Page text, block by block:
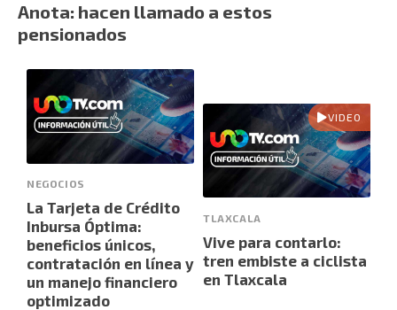
Anota: hacen llamado a estos
pensionados
NEGOCIOS
La Tarjeta de Crédito
Inbursa Óptima:
beneficios únicos,
contratación en línea y
un manejo financiero
optimizado
VIDEO
TLAXCALA
Vive para contarlo:
tren embiste a ciclista
en Tlaxcala